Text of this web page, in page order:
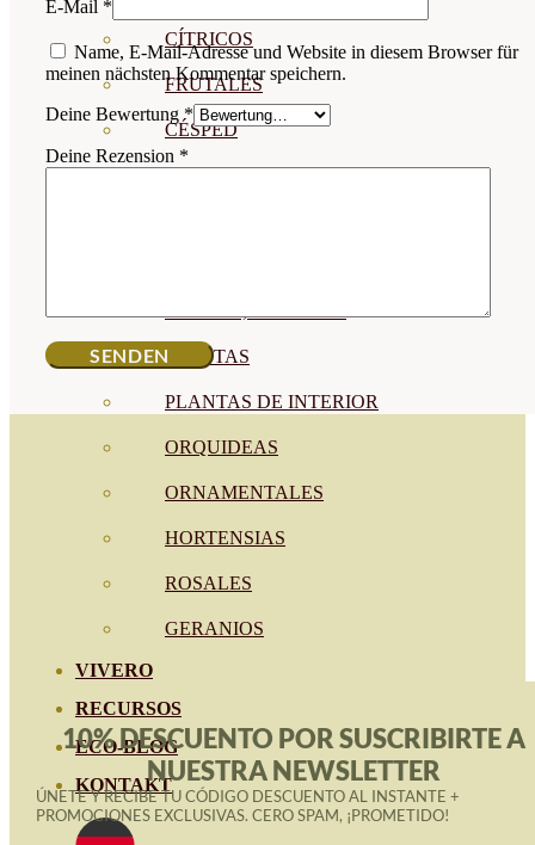
CÍTRICOS
FRUTALES
CÉSPED
BONSAI
SUCULENTAS
PLANTAS DE INTERIOR
ORQUIDEAS
ORNAMENTALES
HORTENSIAS
ROSALES
GERANIOS
VIVERO
RECURSOS
ECO-BLOG
KONTAKT
E-Mail *
Name, E-Mail-Adresse und Website in diesem Browser für
meinen nächsten Kommentar speichern.
Deine Bewertung*
Deine Rezension *
10% DESCUENTO POR SUSCRIBIRTE A
NUESTRA NEWSLETTER
ÚNETE Y RECIBE TU CÓDIGO DESCUENTO AL INSTANTE +
PROMOCIONES EXCLUSIVAS. CERO SPAM, ¡PROMETIDO!